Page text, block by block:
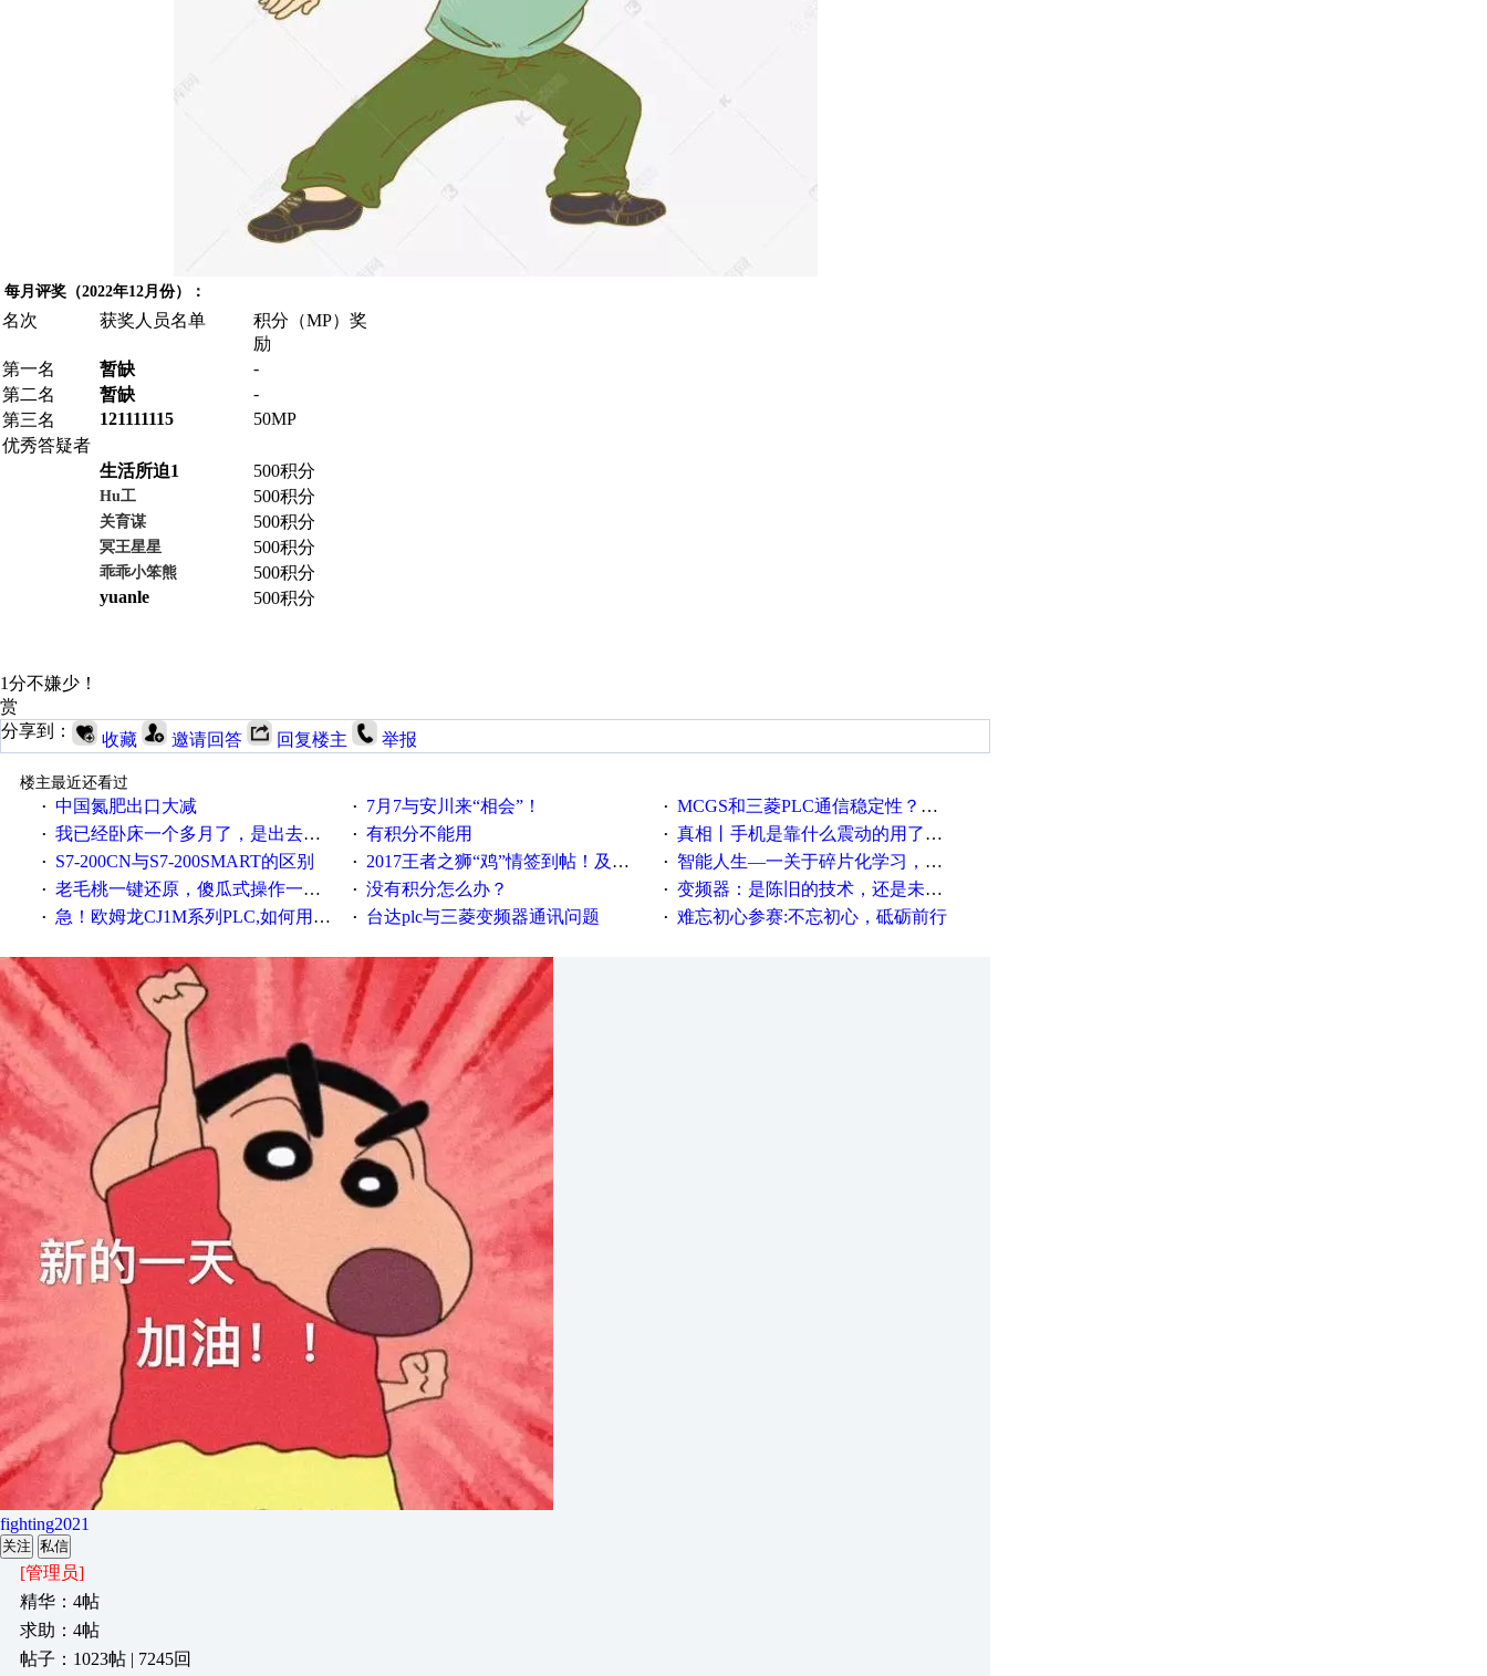
每月评奖（2022年12月份）：
名次 获奖人员名单
积分（MP）奖
励
第一名
暂缺
-
第二名
暂缺
-
第三名
121111115
50MP
优秀答疑者
生活所迫1
500积分
Hu工 500积分
关育谋 500积分
冥王星星 500积分
乖乖小笨熊
500积分
yuanle
500积分
1分不嫌少！
赏
分享到：
收藏 邀请回答 回复楼主 举报
楼主最近还看过
· 中国氮肥出口大减 · 7月7与安川来“相会”！ · MCGS和三菱PLC通信稳定性？？？
· 我已经卧床一个多月了，是出去安装机械手在高速遭遇车祸所致:大家工作都要特别注意啊 · 有积分不能用 · 真相丨手机是靠什么震动的用了这么多年才知道！
· S7-200CN与S7-200SMART的区别 · 2017王者之狮“鸡”情签到帖！及时更新在线研讨会预告 · 智能人生—一关于碎片化学习，看这一篇就够了！
· 老毛桃一键还原，傻瓜式操作一键轻松备份还原；程序为向导式安装，一键即可实现自动备份或还原系统。 · 没有积分怎么办？ · 变频器：是陈旧的技术，还是未来的幕后英雄？
· 急！欧姆龙CJ1M系列PLC,如何用时间控制变频器。要求时间在组态王中可以自由输入！拜托各位大神了！ · 台达plc与三菱变频器通讯问题 · 难忘初心参赛:不忘初心，砥砺前行
fighting2021
关注 私信
[管理员]
精华：4帖
求助：4帖
帖子：1023帖 | 7245回